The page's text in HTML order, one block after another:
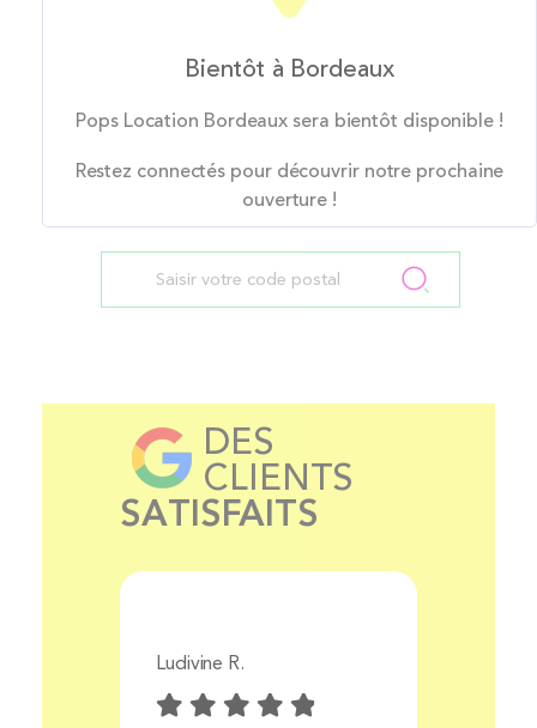
Bientôt à Bordeaux
Pops Location Bordeaux sera bientôt disponible !
Restez connectés pour découvrir notre prochaine
ouverture !
DES
CLIENTS
SATISFAITS
Ludivine R.